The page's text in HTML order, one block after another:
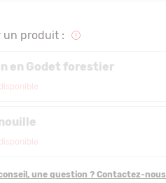
un produit :
en Godet forestier
une question ? Contactez-nous